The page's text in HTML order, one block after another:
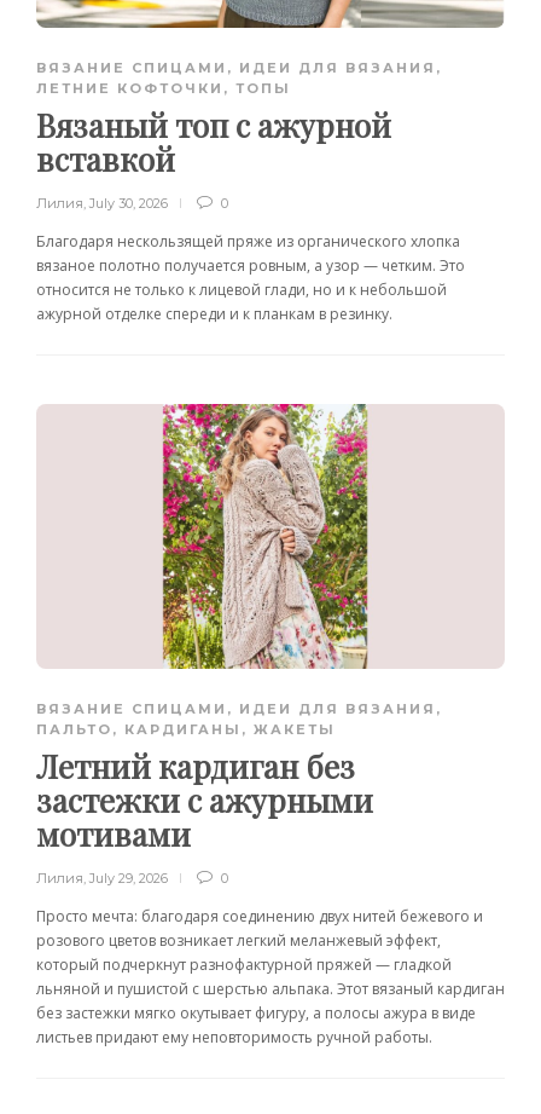
ВЯЗАНИЕ СПИЦАМИ , ИДЕИ ДЛЯ ВЯЗАНИЯ ,
ЛЕТНИЕ КОФТОЧКИ, ТОПЫ
Вязаный топ с ажурной
вставкой
Лилия, July 30, 2026 0
Благодаря нескользящей пряже из органического хлопка
вязаное полотно получается ровным, а узор — четким. Это
относится не только к лицевой глади, но и к небольшой
ажурной отделке спереди и к планкам в резинку.
ВЯЗАНИЕ СПИЦАМИ , ИДЕИ ДЛЯ ВЯЗАНИЯ ,
ПАЛЬТО, КАРДИГАНЫ, ЖАКЕТЫ
Летний кардиган без
застежки с ажурными
мотивами
Лилия, July 29, 2026 0
Просто мечта: благодаря соединению двух нитей бежевого и
розового цветов возникает легкий меланжевый эффект,
который подчеркнут разнофактурной пряжей — гладкой
льняной и пушистой с шерстью альпака. Этот вязаный кардиган
без застежки мягко окутывает фигуру, а полосы ажура в виде
листьев придают ему неповторимость ручной работы.